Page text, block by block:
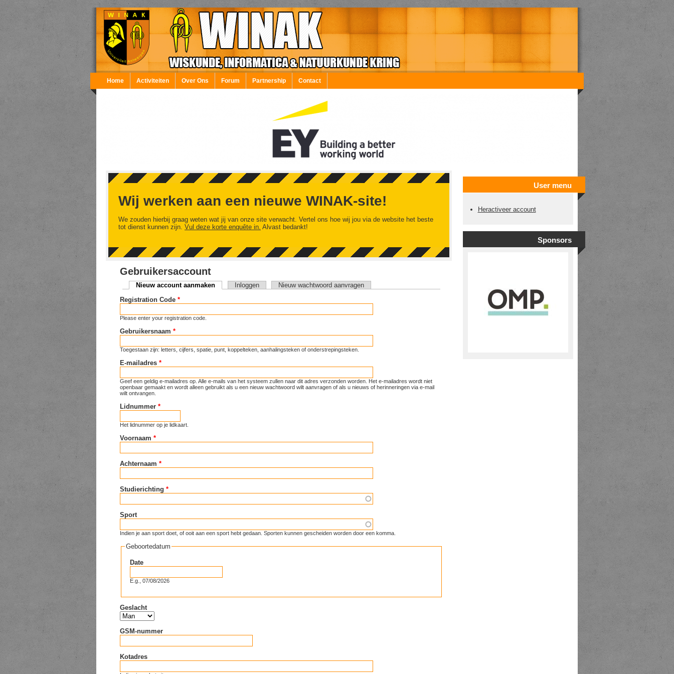
Overslaan en naar de inhoud gaan
Home Activiteiten Over Ons Forum Partnership Contact
Wij werken aan een nieuwe WINAK-site!
We zouden hierbij graag weten wat jij van onze site verwacht. Vertel ons hoe wij jou via de website het beste
tot dienst kunnen zijn. Vul deze korte enquête in. Alvast bedankt!
Gebruikersaccount
Primaire tabs
Nieuw account aanmaken (actieve tabblad)
Inloggen
Nieuw wachtwoord aanvragen
Registration Code *
Please enter your registration code.
Gebruikersnaam *
Toegestaan zijn: letters, cijfers, spatie, punt, koppelteken, aanhalingsteken of onderstrepingsteken.
E-mailadres *
Geef een geldig e-mailadres op. Alle e-mails van het systeem zullen naar dit adres verzonden worden. Het e-mailadres wordt niet
openbaar gemaakt en wordt alleen gebruikt als u een nieuw wachtwoord wilt aanvragen of als u nieuws of herinneringen via e-mail
wilt ontvangen.
Lidnummer *
Het lidnummer op je lidkaart.
Voornaam *
Achternaam *
Studierichting *
Sport
Indien je aan sport doet, of ooit aan een sport hebt gedaan. Sporten kunnen gescheiden worden door een komma.
Geboortedatum
Date
E.g., 07/08/2026
Geslacht
GSM-nummer
Kotadres
User menu
Heractiveer account
Sponsors